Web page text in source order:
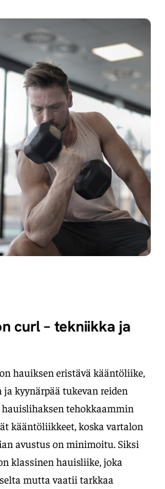
curl – tekniikka ja
hauiksen eristävä kääntöliike,
kyynärpää tukevan reiden
tehokkaammin
kääntöliikkeet, koska vartalon
avustus on minimoitu. Siksi
klassinen hauisliike, joka
mutta vaatii tarkkaa